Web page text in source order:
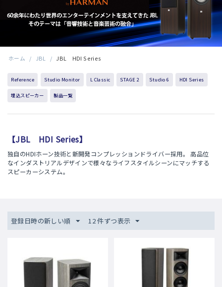
ホーム / JBL / JBL HDI Series
Reference Studio Monitor L Classic STAGE 2 Studio 6 HDI Series
埋込スピーカー 製品一覧
【JBL HDI Series】
独自のHDIホーン技術と新開発コンプレッションドライバー採用。 高品位
なインダストリアルデザインで様々なライフスタイルシーンにマッチする
スピーカーシステム。
登録日時の新しい順 12 件ずつ表示